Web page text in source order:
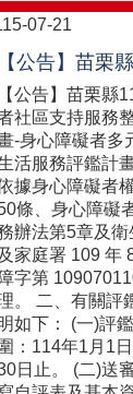
07-21
【公告】苗栗縣
社區支持服務
-身心障礙者多
活服務評鑑計
據身心障礙者
條、身心障礙
辦法第5章及
及家庭署 109 年
字第
。 二、有關評
如下： (一)評
圍：114年1月1
日止。 (二)送